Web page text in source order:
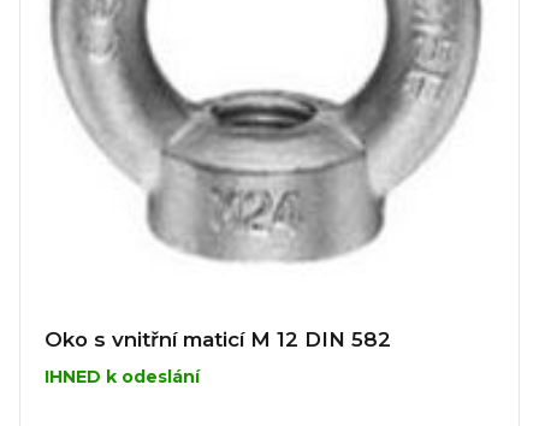
Oko s vnitřní maticí M 12 DIN 582
IHNED k odeslání